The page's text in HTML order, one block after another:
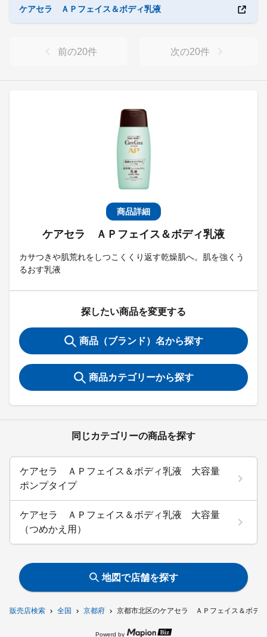
販売店検索 全国 京都府 京都市北区のケアセラ ＡＰフェイス＆ボデ
商品詳細
ケアセラ ＡＰフェイス＆ボディ乳液
カサつきや肌荒れをしつこくくり返す乾燥肌へ。肌を強くう
るおす乳液
探したい商品を変更する
商品（ブランド）名から探す
商品カテゴリーから探す
同じカテゴリーの商品を探す
ケアセラ ＡＰフェイス＆ボディ乳液 大容量
ポンプタイプ
ケアセラ ＡＰフェイス＆ボディ乳液 大容量
（つめかえ用）
ケアセラ ＡＰフェイス＆ボディ乳液
前の20件 次の20件
地図で店舗を探す
Powerd by